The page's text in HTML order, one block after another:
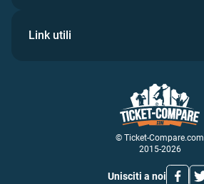
© Ticket-Compare.com
2015-2026
Unisciti a noi
Link utili